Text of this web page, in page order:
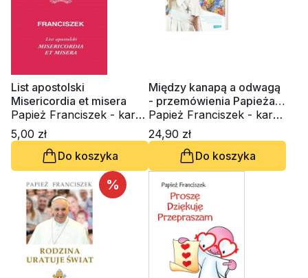
List apostolski
Misericordia et misera
Papież Franciszek - kard.
Jorge Mario Bergoglio
5,00 zł
Do koszyka
Między kanapą a odwagą
- przemówienia Papieża
Franciszka na ŚDM
Papież Franciszek - kard.
Jorge Mario Bergoglio
24,90 zł
Do koszyka
%